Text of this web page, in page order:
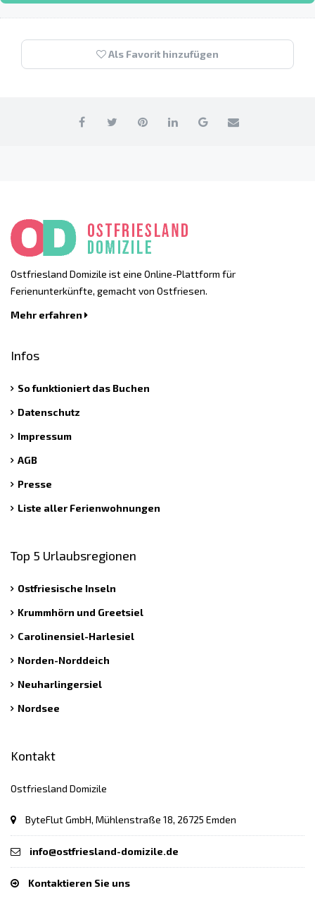
Als Favorit hinzufügen
Ostfriesland Domizile ist eine Online-Plattform für
Ferienunterkünfte, gemacht von Ostfriesen.
Mehr erfahren
Infos
So funktioniert das Buchen
Datenschutz
Impressum
AGB
Presse
Liste aller Ferienwohnungen
Top 5 Urlaubsregionen
Ostfriesische Inseln
Krummhörn und Greetsiel
Carolinensiel-Harlesiel
Norden-Norddeich
Neuharlingersiel
Nordsee
Kontakt
Ostfriesland Domizile
ByteFlut GmbH, Mühlenstraße 18, 26725 Emden
info@ostfriesland-domizile.de
Kontaktieren Sie uns